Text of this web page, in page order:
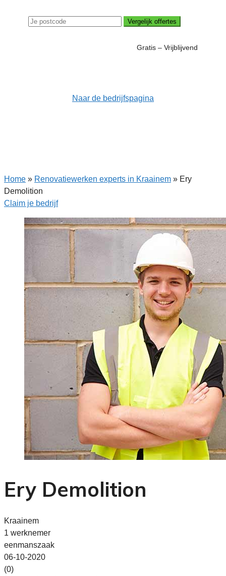
Vergelijk offertes
Gratis – Vrijblijvend
Naar de bedrijfspagina
Home » Renovatiewerken experts in Kraainem » Ery
Demolition
Claim je bedrijf
Ery Demolition
Kraainem
1 werknemer
eenmanszaak
06-10-2020
(0)